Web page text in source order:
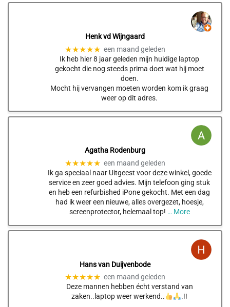
Henk vd Wijngaard
★★★★★ een maand geleden
Ik heb hier 8 jaar geleden mijn huidige laptop
gekocht die nog steeds prima doet wat hij moet
doen.
Mocht hij vervangen moeten worden kom ik graag
weer op dit adres.
Agatha Rodenburg
★★★★★ een maand geleden
Ik ga speciaal naar Uitgeest voor deze winkel, goede
service en zeer goed advies. Mijn telefoon ging stuk
en heb een refurbished iPone gekocht. Met een dag
had ik weer een nieuwe, alles overgezet, hoesje,
screenprotector, helemaal top! … More
Hans van Duijvenbode
★★★★★ een maand geleden
Deze mannen hebben écht verstand van
zaken..laptop weer werkend..
.!!